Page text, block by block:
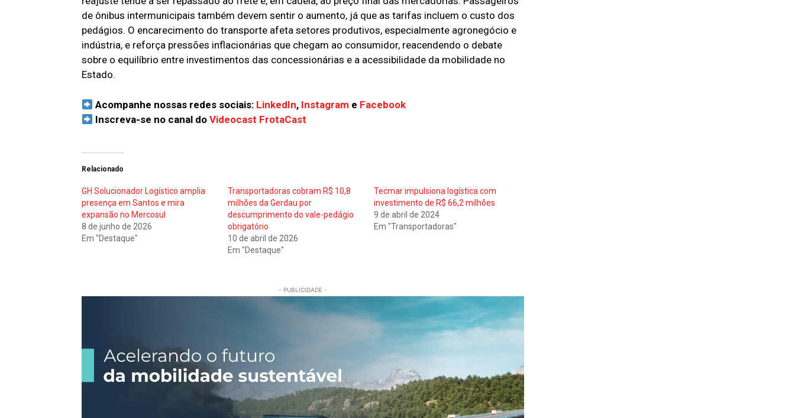
de ônibus intermunicipais também devem sentir o aumento, já que as tarifas incluem o custo dos
pedágios. O encarecimento do transporte afeta setores produtivos, especialmente agronegócio e
indústria, e reforça pressões inflacionárias que chegam ao consumidor, reacendendo o debate
sobre o equilíbrio entre investimentos das concessionárias e a acessibilidade da mobilidade no
Estado.
Acompanhe nossas redes sociais: LinkedIn, Instagram e Facebook
Inscreva-se no canal doVideocast FrotaCast
Relacionado
GH Solucionador Logístico amplia
presença em Santos e mira
expansão no Mercosul
8 de junho de 2026
Em "Destaque"
Transportadoras cobram R$ 10,8
milhões da Gerdau por
descumprimento do vale-pedágio
obrigatório
10 de abril de 2026
Em "Destaque"
Tecmar impulsiona logística com
investimento de R$ 66,2 milhões
9 de abril de 2024
Em "Transportadoras"
- PUBLICIDADE -